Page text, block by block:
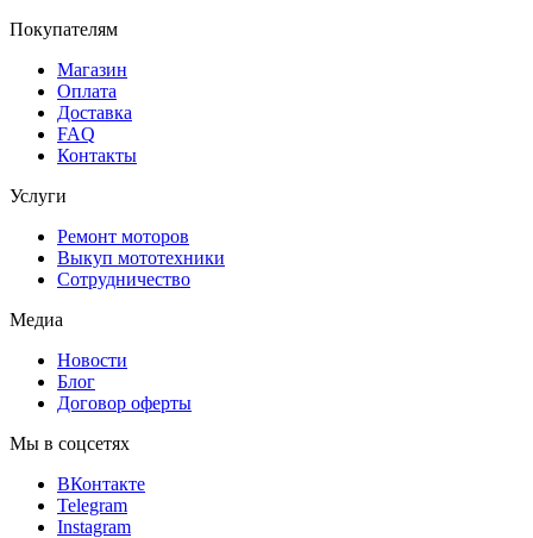
Покупателям
Магазин
Оплата
Доставка
FAQ
Контакты
Услуги
Ремонт моторов
Выкуп мототехники
Сотрудничество
Медиа
Новости
Блог
Договор оферты
Мы в соцсетях
ВКонтакте
Telegram
Instagram